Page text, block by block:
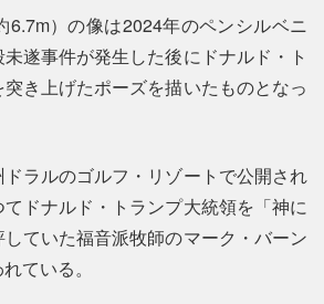
6.7m）の像は2024年のペンシルベニ
遂事件が発生した後にドナルド・ト
き上げたポーズを描いたものとなっ
ラルのゴルフ・リゾートで公開され
ドナルド・トランプ大統領を「神に
ていた福音派牧師のマーク・バーン
ている。